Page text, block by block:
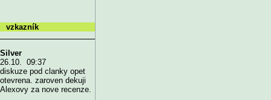
vzkazník
Silver
26.10. 09:37
diskuze pod clanky opet
otevrena. zaroven dekuji
Alexovy za nove recenze.